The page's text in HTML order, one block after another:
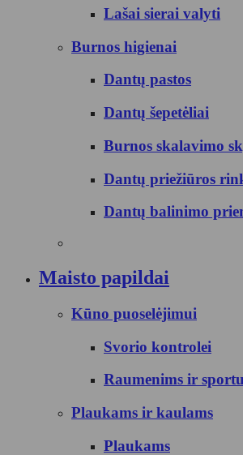
Lašai sierai valyti
Burnos higienai
Dantų pastos
Dantų šepetėliai
Burnos skalavimo
Dantų priežiūros
Dantų balinimo
Maisto papildai
Kūno puoselėjimui
Svorio kontrolei
Raumenims ir
Plaukams ir kaulams
Plaukams